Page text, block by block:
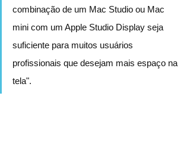
combinação de um Mac Studio ou Mac
mini com um Apple Studio Display seja
suficiente para muitos usuários
profissionais que desejam mais espaço na
tela".